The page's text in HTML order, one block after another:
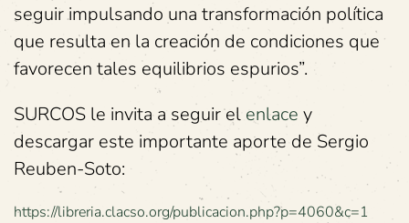
seguir impulsando una transformación política
que resulta en la creación de condiciones que
favorecen tales equilibrios espurios”.
SURCOS le invita a seguir el enlace y
descargar este importante aporte de Sergio
Reuben-Soto:
https://libreria.clacso.org/publicacion.php?p=4060&c=1